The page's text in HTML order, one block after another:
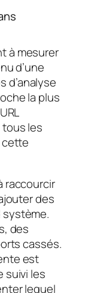
à mesurer
d’une
d’analyse
la plus
les
cette
raccourcir
des
système.
des
cassés.
est
suivi les
lequel